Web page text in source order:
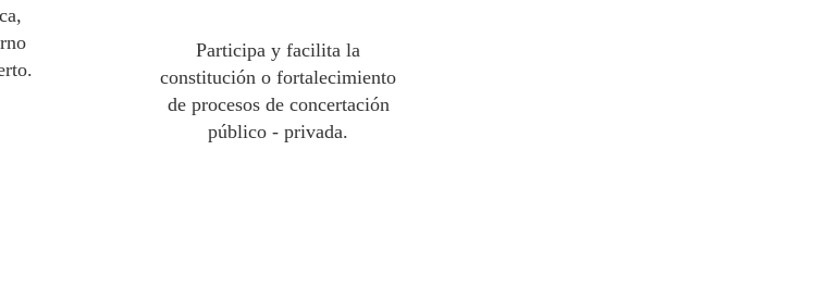
Participa y facilita la
constitución o fortalecimiento
de procesos de concertación
público - privada.